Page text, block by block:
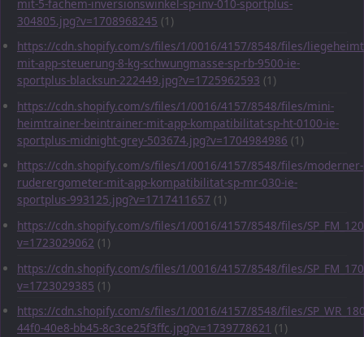
mit-5-fachem-inversionswinkel-sp-inv-010-sportplus-
304805.jpg?v=1708968245 (1)
https://cdn.shopify.com/s/files/1/0016/4157/8548/files/
mit-app-steuerung-8-kg-schwungmasse-sp-rb-9500-ie-
sportplus-blacksun-222449.jpg?v=1725962593 (1)
https://cdn.shopify.com/s/files/1/0016/4157/8548/files/mini-
heimtrainer-beintrainer-mit-app-kompatibilitat-sp-ht-0100-ie-
sportplus-midnight-grey-503674.jpg?v=1704984986 (1)
https://cdn.shopify.com/s/files/1/0016/4157/8548/files/moderner-
ruderergometer-mit-app-kompatibilitat-sp-mr-030-ie-
sportplus-993125.jpg?v=1717411657 (1)
https://cdn.shopify.com/s/files/1/0016/4157/8548/files/
v=1723029062 (1)
https://cdn.shopify.com/s/files/1/0016/4157/8548/files/
v=1723029385 (1)
https://cdn.shopify.com/s/files/1/0016/4157/8548/files/
44f0-40e8-bb45-8c3ce25f3ffc.jpg?v=1739778621 (1)